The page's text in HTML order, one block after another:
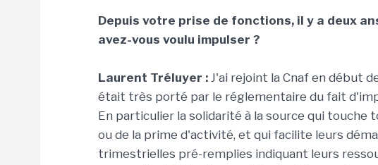
Depuis votre prise de fonctions, il y a deux
avez-vous voulu impulser ?
Laurent Tréluyer : J'ai rejoint la Cnaf en début
était très porté par le réglementaire du fait
En particulier la solidarité à la source qui touche
ou de la prime d'activité, et qui facilite leurs
trimestrielles pré-remplies indiquant leurs